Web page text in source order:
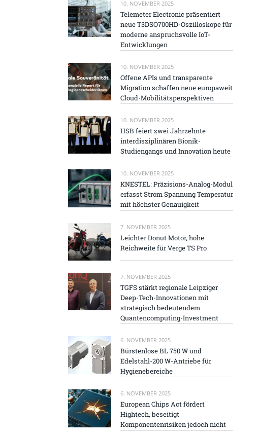
10. NOVEMBER 2025
Telemeter Electronic präsentiert
neue T3DSO700HD-Oszilloskope für
moderne anspruchsvolle IoT-
Entwicklungen
10. NOVEMBER 2025
Offene APIs und transparente
Migration schaffen neue europaweit
Cloud-Mobilitätsperspektiven
10. NOVEMBER 2025
HSB feiert zwei Jahrzehnte
interdisziplinären Bionik-
Studiengangs und Innovation heute
10. NOVEMBER 2025
KNESTEL: Präzisions-Analog-Modul
erfasst Strom Spannung Temperatur
mit höchster Genauigkeit
7. NOVEMBER 2025
Leichter Donut Motor, hohe
Reichweite für Verge TS Pro
7. NOVEMBER 2025
TGFS stärkt regionale Leipziger
Deep-Tech-Innovationen mit
strategisch bedeutendem
Quantencomputing-Investment
6. NOVEMBER 2025
Bürstenlose BL 750 W und
Edelstahl-200 W-Antriebe für
Hygienebereiche
6. NOVEMBER 2025
European Chips Act fördert
Hightech, beseitigt
Komponentenrisiken jedoch nicht